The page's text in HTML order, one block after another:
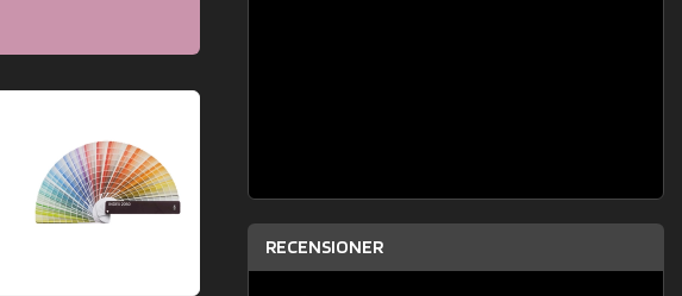
RECENSIONER